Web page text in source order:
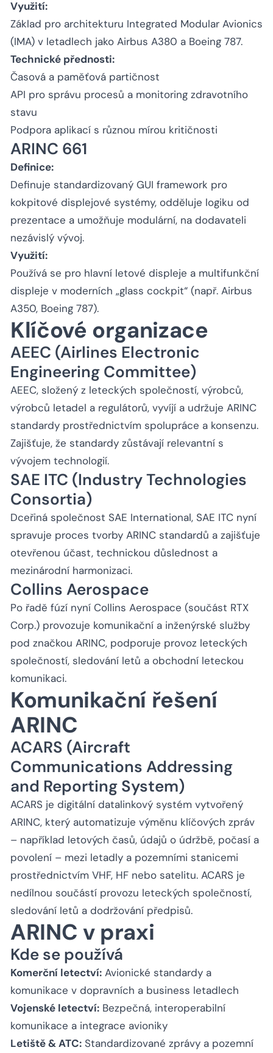
Využití:
Základ pro architekturu Integrated Modular Avionics
(IMA) v letadlech jako Airbus A380 a Boeing 787.
Technické přednosti:
Časová a paměťová partičnost
API pro správu procesů a monitoring zdravotního
stavu
Podpora aplikací s různou mírou kritičnosti
ARINC 661
Definice:
Definuje standardizovaný GUI framework pro
kokpitové displejové systémy, odděluje logiku od
prezentace a umožňuje modulární, na dodavateli
nezávislý vývoj.
Využití:
Používá se pro hlavní letové displeje a multifunkční
displeje v moderních „glass cockpit“ (např. Airbus
A350, Boeing 787).
Klíčové organizace
AEEC (Airlines Electronic
Engineering Committee)
AEEC, složený z leteckých společností, výrobců,
výrobců letadel a regulátorů, vyvíjí a udržuje ARINC
standardy prostřednictvím spolupráce a konsenzu.
Zajišťuje, že standardy zůstávají relevantní s
vývojem technologií.
SAE ITC (Industry Technologies
Consortia)
Dceřiná společnost SAE International, SAE ITC nyní
spravuje proces tvorby ARINC standardů a zajišťuje
otevřenou účast, technickou důslednost a
mezinárodní harmonizaci.
Collins Aerospace
Po řadě fúzí nyní Collins Aerospace (součást RTX
Corp.) provozuje komunikační a inženýrské služby
pod značkou ARINC, podporuje provoz leteckých
společností, sledování letů a obchodní leteckou
komunikaci.
Komunikační řešení
ARINC
ACARS (Aircraft
Communications Addressing
and Reporting System)
ACARS je digitální datalinkový systém vytvořený
ARINC, který automatizuje výměnu klíčových zpráv
– například letových časů, údajů o údržbě, počasí a
povolení – mezi letadly a pozemními stanicemi
prostřednictvím VHF, HF nebo satelitu. ACARS je
nedílnou součástí provozu leteckých společností,
sledování letů a dodržování předpisů.
ARINC v praxi
Kde se používá
Komerční letectví: Avionické standardy a
komunikace v dopravních a business letadlech
Vojenské letectví: Bezpečná, interoperabilní
komunikace a integrace avioniky
Letiště & ATC: Standardizované zprávy a pozemní